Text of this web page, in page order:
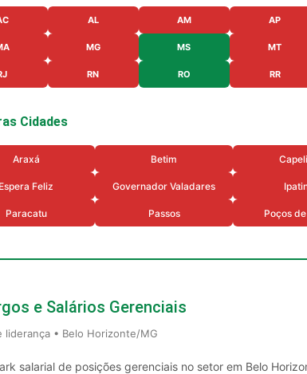
AL AM AP
MG MS MT
RN RO RR
Cidades
Araxá Betim
Espera Feliz Governador Valadares
Paracatu Passos Poços
e Salários Gerenciais
liderança • Belo Horizonte/MG
salarial de posições gerenciais no setor em Belo